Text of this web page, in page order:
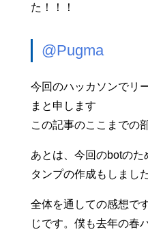
た！！！
@Pugma
今回のハッカソンでリ
まと申します
この記事のここまでの
あとは、今回のbotのた
タンプの作成もしまし
全体を通しての感想です
じです。僕も去年の春